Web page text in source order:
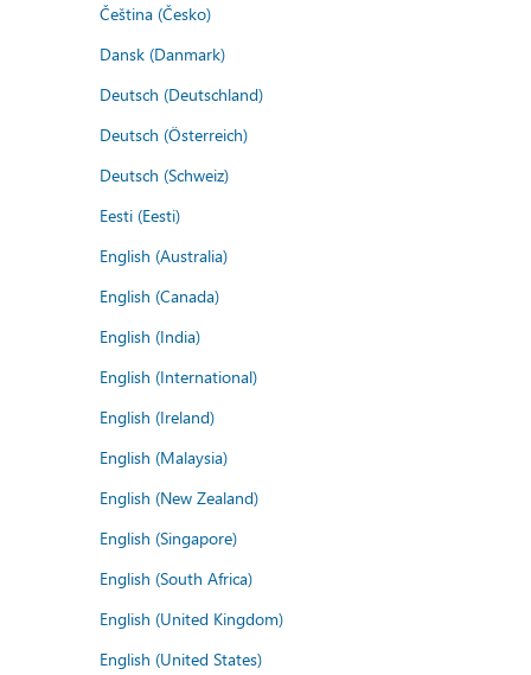
Čeština (Česko)
Dansk (Danmark)
Deutsch (Deutschland)
Deutsch (Österreich)
Deutsch (Schweiz)
Eesti (Eesti)
English (Australia)
English (Canada)
English (India)
English (International)
English (Ireland)
English (Malaysia)
English (New Zealand)
English (Singapore)
English (South Africa)
English (United Kingdom)
English (United States)